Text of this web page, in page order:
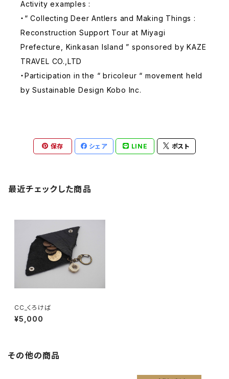
Activity examples :
・“ Collecting Deer Antlers and Making Things :
Reconstruction Support Tour at Miyagi
Prefecture, Kinkasan Island ” sponsored by KAZE
TRAVEL CO.,LTD
・Participation in the “ bricoleur “ movement held
by Sustainable Design Kobo Inc.
保存 シェア LINE ポスト
最近チェックした商品
CC_くろけば
¥5,000
その他の商品